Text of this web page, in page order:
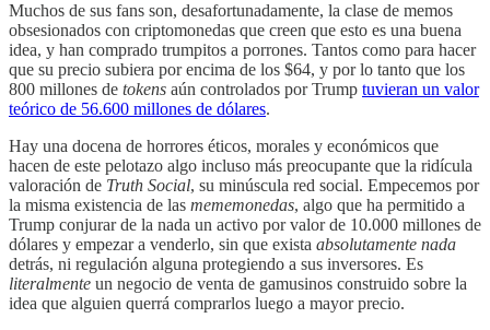
Muchos de sus fans son, desafortunadamente, la clase de memos
obsesionados con criptomonedas que creen que esto es una buena
idea, y han comprado trumpitos a porrones. Tantos como para hacer
que su precio subiera por encima de los $64, y por lo tanto que los
800 millones de tokens aún controlados por Trump tuvieran un valor
teórico de 56.600 millones de dólares.
Hay una docena de horrores éticos, morales y económicos que
hacen de este pelotazo algo incluso más preocupante que la ridícula
valoración de Truth Social, su minúscula red social. Empecemos por
la misma existencia de las mememonedas, algo que ha permitido a
Trump conjurar de la nada un activo por valor de 10.000 millones de
dólares y empezar a venderlo, sin que exista absolutamente nada
detrás, ni regulación alguna protegiendo a sus inversores. Es
literalmente un negocio de venta de gamusinos construido sobre la
idea que alguien querrá comprarlos luego a mayor precio.